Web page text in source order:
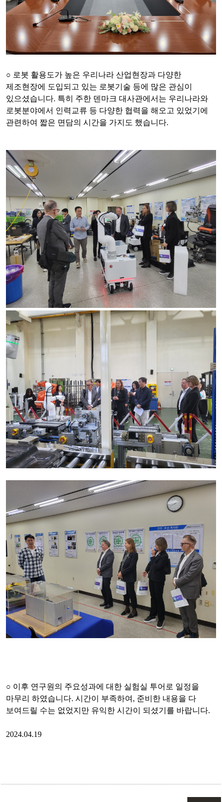
○ 로봇 활용도가 높은 우리나라 산업현장과 다양한
제조현장에 도입되고 있는 로봇기술 등에 많은 관심이
있으셨습니다. 특히 주한 덴마크 대사관에서는 우리나라와
로봇분야에서 인력교류 등 다양한 협력을 해오고 있었기에
관련하여 짧은 면담의 시간을 가지도 했습니다.
○ 이후 연구원의 주요성과에 대한 실험실 투어로 일정을
마무리 하였습니다. 시간이 부족하여 , 준비한 내용을 다
보여드릴 수는 없었지만 유익한 시간이 되셨기를 바랍니다.
2024.04.19